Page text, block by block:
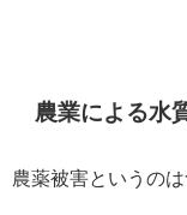
農業による水
農薬被害というの